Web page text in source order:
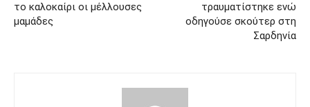
το καλοκαίρι οι μέλλουσες
μαμάδες
τραυματίστηκε ενώ
οδηγούσε σκούτερ στη
Σαρδηνία